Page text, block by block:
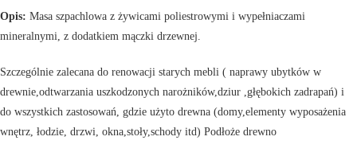
Opis: Masa szpachlowa z żywicami poliestrowymi i wypełniaczami
mineralnymi, z dodatkiem mączki drzewnej.
Szczególnie zalecana do renowacji starych mebli ( naprawy ubytków w
drewnie,odtwarzania uszkodzonych narożników,dziur ,głębokich zadrapań) i
do wszystkich zastosowań, gdzie użyto drewna (domy,elementy wyposażenia
wnętrz, łodzie, drzwi, okna,stoły,schody itd) Podłoże drewno